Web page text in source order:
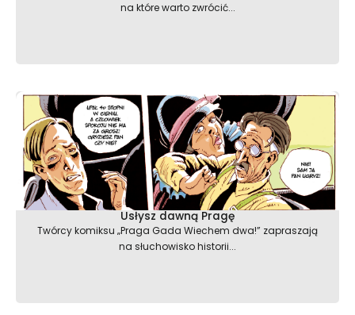
na które warto zwrócić...
Usłysz dawną Pragę
Twórcy komiksu „Praga Gada Wiechem dwa!” zapraszają
na słuchowisko historii...